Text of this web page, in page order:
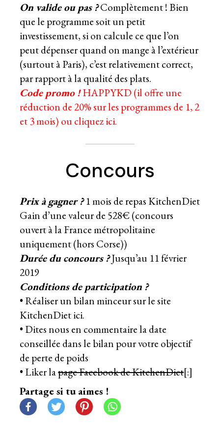
On valide ou pas ?Complètement ! Bien
que le programme soit un petit
investissement, si on calcule ce que l’on
peut dépenser quand on mange à l’extérieur
(surtout à Paris), c’est relativement correct,
par rapport à la qualité des plats.
Code promo !HAPPYKD (il offre une
réduction de 20% sur les programmes de 1, 2
et 3 mois) ou cliquez ici.
Concours
Prix à gagner ?1 mois de repas KitchenDiet
Gain d’une valeur de 528€ (concours
ouvert à la France métropolitaine
uniquement (hors Corse))
Durée du concours ?Jusqu’au 11 février
2019
Conditions de participation ?
• Réaliser un bilan minceur sur le site
KitchenDiet ici.
• Dites nous en commentaire la date
conseillée dans le bilan pour votre objectif
de perte de poids
• Liker lapage Facebook de KitchenDiet[:]
Partage si tu aimes !